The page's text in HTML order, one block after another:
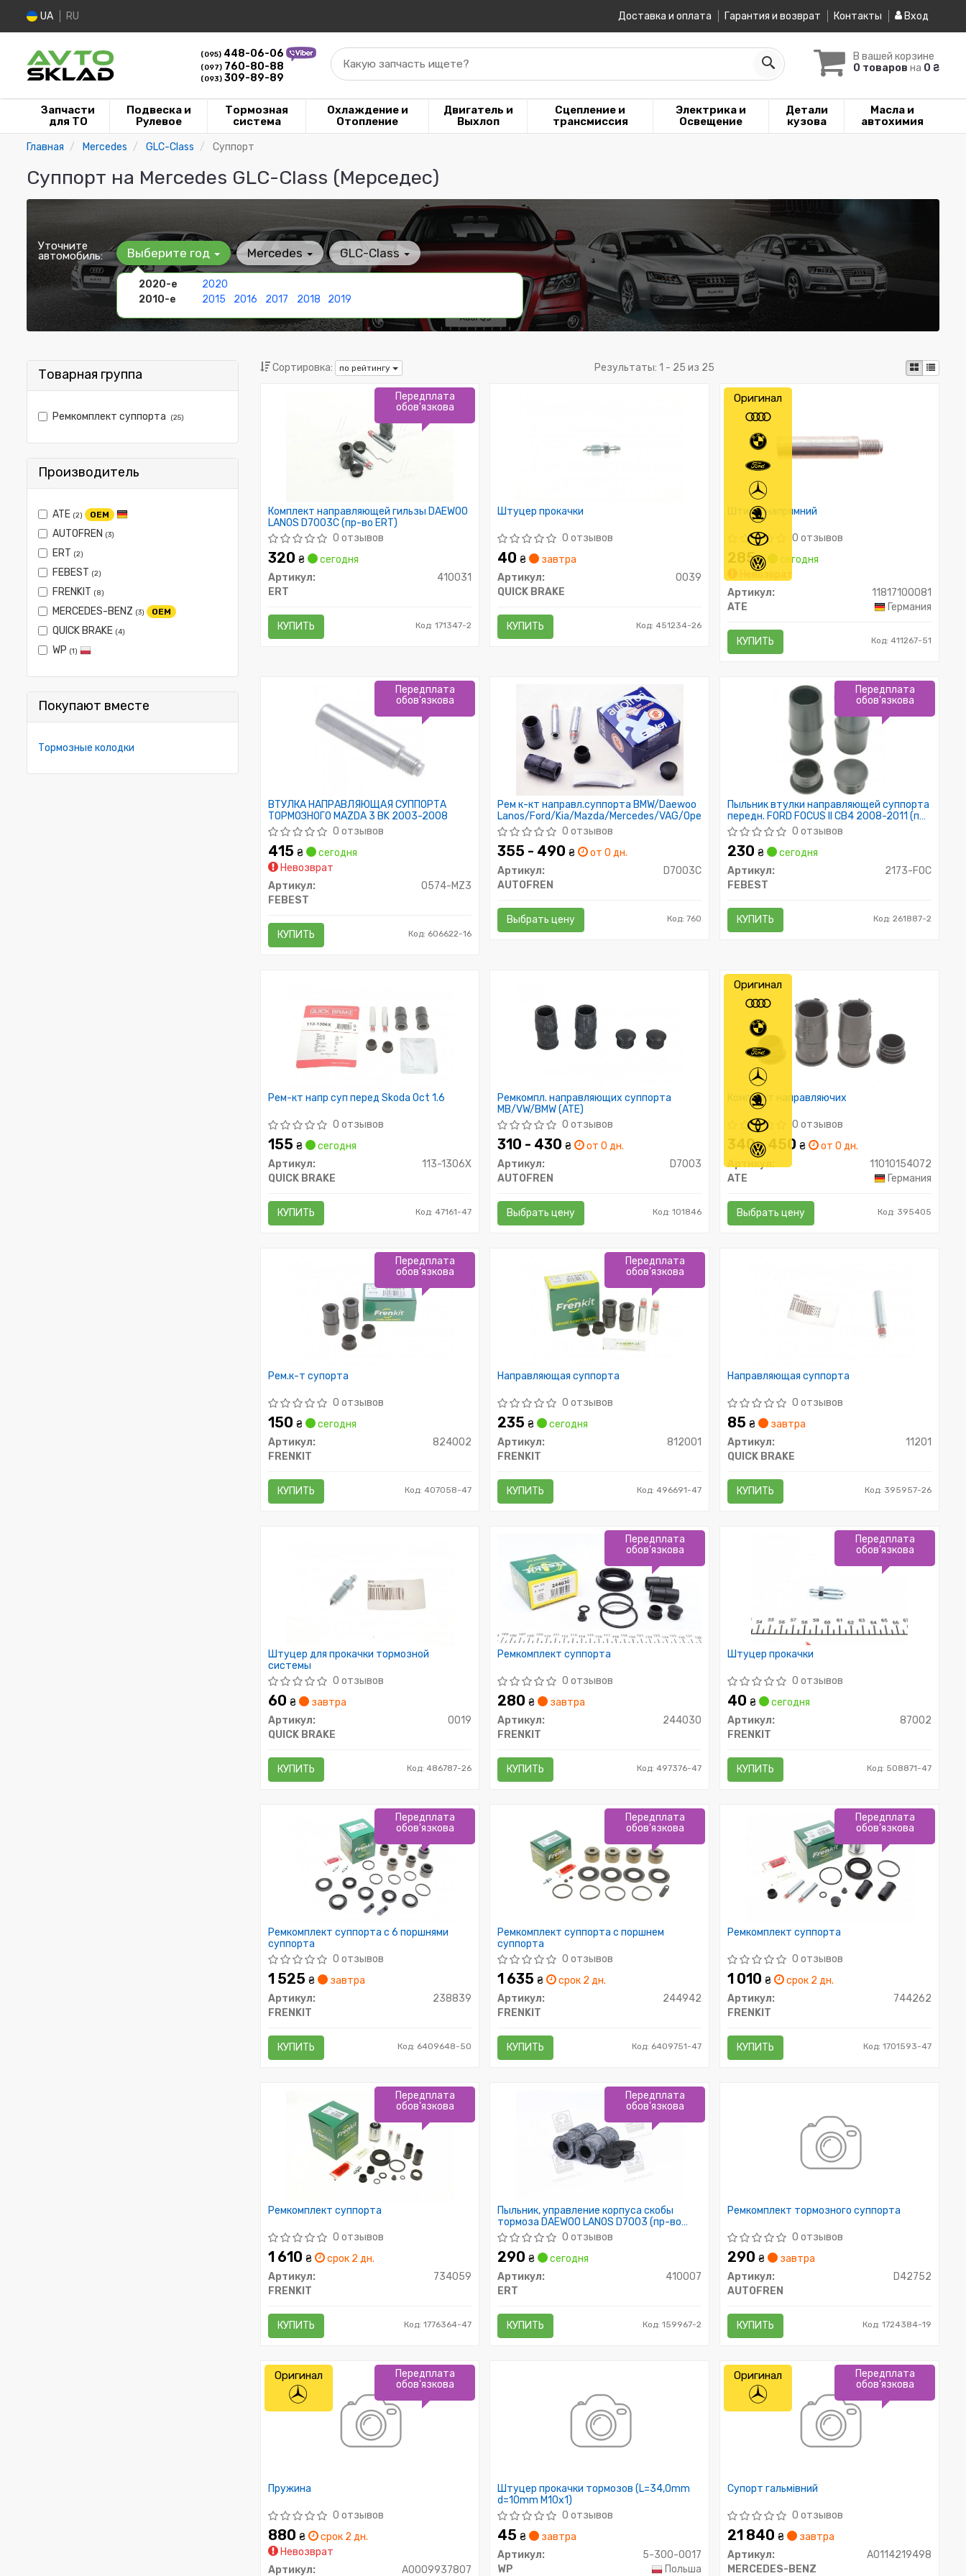
UA RU Доставка и оплата Гарантия и возврат Контакты Вход
(095) 448-06-06
(097) 760-80-88
(093) 309-89-89
В вашей корзине
0 товаров на 0 ₴
Какую запчасть ищете?
Запчасти
для ТО
Подвеска и
Рулевое
Тормозная
система
Охлаждение и
Отопление
Двигатель и
Выхлоп
Сцепление и
трансмиссия
Электрика и
Освещение
Детали
кузова
Масла и
автохимия
Главная Mercedes GLC-Class Суппорт
Суппорт на Mercedes GLC-Class (Мерседес)
Уточните
автомобиль: Выберите год
2020-е
2020
2010-е
2015 2016 2017 2018 2019
Mercedes GLC-Class
Товарная группа
Ремкомплект суппорта (25)
Производитель
ATE (2) OEM
AUTOFREN (3)
ERT (2)
FEBEST (2)
FRENKIT (8)
MERCEDES-BENZ (3) OEM
QUICK BRAKE (4)
WP (1)
Покупают вместе
Тормозные колодки
Сортировка: по рейтингу Результаты: 1 - 25 из 25
Комплект направляющей гильзы DAEWOO
LANOS D7003C (пр-во ERT)
0 отзывов
320 ₴
сегодня
Артикул:
410031
ERT
КУПИТЬ Код: 171347-2
Передплата
обов'язкова
Штуцер прокачки
0 отзывов
40₴
завтра
Артикул:
0039
QUICK BRAKE
КУПИТЬ Код: 451234-26
Штифт напрямний
0 отзывов
285₴
сегодня
Невозврат
Артикул:
11817100081
ATE
Германия
КУПИТЬ Код: 411267-51
Оригинал
ВТУЛКА НАПРАВЛЯЮЩАЯ СУППОРТА
ТОРМОЗНОГО MAZDA 3 BK 2003-2008
0 отзывов
415 ₴
сегодня
Невозврат
Артикул:
0574-MZ3
FEBEST
КУПИТЬ Код: 606622-16
Передплата
обов'язкова
Рем к-кт направл.суппорта BMW/Daewoo
Lanos/Ford/Kia/Mazda/Mercedes/VAG/Opel/Peugeot
0 отзывов
355 - 490₴
от 0 дн.
Артикул:
D7003C
AUTOFREN
Выбрать цену Код: 760
Пыльник втулки направляющей суппорта
передн. FORD FOCUS II CB4 2008-2011 (пр-
во FEBEST)
0 отзывов
230₴
сегодня
Артикул:
2173-FOC
FEBEST
КУПИТЬ Код: 261887-2
Передплата
обов'язкова
Рем-кт напр суп перед Skoda Oct 1.6
0 отзывов
155 ₴
сегодня
Артикул:
113-1306X
QUICK BRAKE
КУПИТЬ Код: 47161-47
Ремкомпл. направляющих суппорта
MB/VW/BMW (ATE)
0 отзывов
310 - 430₴
от 0 дн.
Артикул:
D7003
AUTOFREN
Выбрать цену Код: 101846
Комплект направляючих
0 отзывов
340 - 450₴
от 0 дн.
11010154072
ATE
Германия
Выбрать цену Код: 395405
Оригинал
Рем.к-т супорта
0 отзывов
150 ₴
сегодня
Артикул:
824002
FRENKIT
КУПИТЬ Код: 407058-47
Передплата
обов'язкова
Направляющая суппорта
0 отзывов
235₴
сегодня
Артикул:
812001
FRENKIT
КУПИТЬ Код: 496691-47
Передплата
обов'язкова
Направляющая суппорта
0 отзывов
85₴
завтра
Артикул:
11201
QUICK BRAKE
КУПИТЬ Код: 395957-26
Штуцер для прокачки тормозной
системы
0 отзывов
60 ₴
завтра
Артикул:
0019
QUICK BRAKE
КУПИТЬ Код: 486787-26
Ремкомплект суппорта
0 отзывов
280₴
завтра
Артикул:
244030
FRENKIT
КУПИТЬ Код: 497376-47
Передплата
обов'язкова
Штуцер прокачки
0 отзывов
40₴
сегодня
Артикул:
87002
FRENKIT
КУПИТЬ Код: 508871-47
Передплата
обов'язкова
Ремкомплект суппорта с 6 поршнями
суппорта
0 отзывов
1 525 ₴
завтра
Артикул:
238839
FRENKIT
КУПИТЬ Код: 6409648-50
Передплата
обов'язкова
Ремкомплект суппорта с поршнем
суппорта
0 отзывов
1 635₴
срок 2 дн.
Артикул:
244942
FRENKIT
КУПИТЬ Код: 6409751-47
Передплата
обов'язкова
Ремкомплект суппорта
0 отзывов
1 010₴
срок 2 дн.
Артикул:
744262
FRENKIT
КУПИТЬ Код: 1701593-47
Передплата
обов'язкова
Ремкомплект суппорта
0 отзывов
1 610 ₴
срок 2 дн.
Артикул:
734059
FRENKIT
КУПИТЬ Код: 1776364-47
Передплата
обов'язкова
Пыльник, управление корпуса скобы
тормоза DAEWOO LANOS D7003 (пр-во
ERT)
0 отзывов
290₴
сегодня
Артикул:
410007
ERT
КУПИТЬ Код: 159967-2
Передплата
обов'язкова
Ремкомплект тормозного суппорта
0 отзывов
290₴
завтра
Артикул:
D42752
AUTOFREN
КУПИТЬ Код: 1724384-19
Пружина
0 отзывов
880 ₴
срок 2 дн.
Невозврат
Артикул:
A0009937807
Передплата
обов'язкова
Оригинал
Штуцер прокачки тормозов (L=34,0mm
d=10mm M10x1)
0 отзывов
45₴
завтра
Артикул:
5-300-0017
WP
Польша
Супорт гальмівний
0 отзывов
21 840₴
завтра
Артикул:
A0114219498
MERCEDES-BENZ
Передплата
обов'язкова
Оригинал